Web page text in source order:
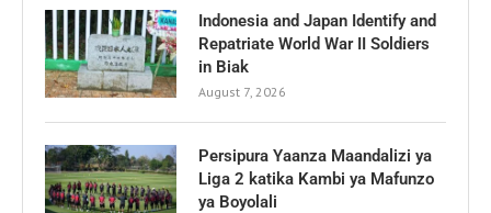
Indonesia and Japan Identify and
Repatriate World War II Soldiers
in Biak
August 7, 2026
Persipura Yaanza Maandalizi ya
Liga 2 katika Kambi ya Mafunzo
ya Boyolali